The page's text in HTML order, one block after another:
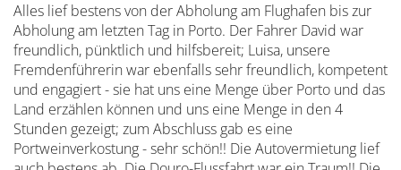
Alles lief bestens von der Abholung am Flughafen bis zur
Abholung am letzten Tag in Porto. Der Fahrer David war
freundlich, pünktlich und hilfsbereit; Luisa, unsere
Fremdenführerin war ebenfalls sehr freundlich, kompetent
und engagiert - sie hat uns eine Menge über Porto und das
Land erzählen können und uns eine Menge in den 4
Stunden gezeigt; zum Abschluss gab es eine
Portweinverkostung - sehr schön!! Die Autovermietung lief